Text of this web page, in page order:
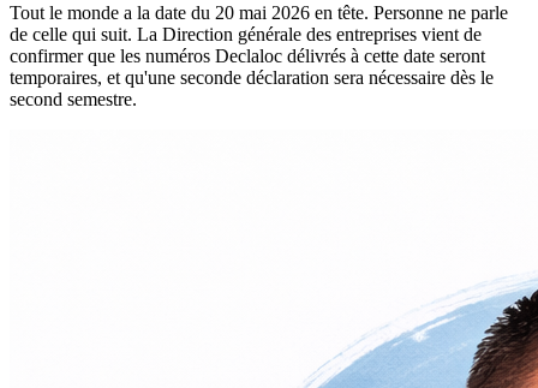
Tout le monde a la date du 20 mai 2026 en tête. Personne ne parle
de celle qui suit. La Direction générale des entreprises vient de
confirmer que les numéros Declaloc délivrés à cette date seront
temporaires, et qu'une seconde déclaration sera nécessaire dès le
second semestre.